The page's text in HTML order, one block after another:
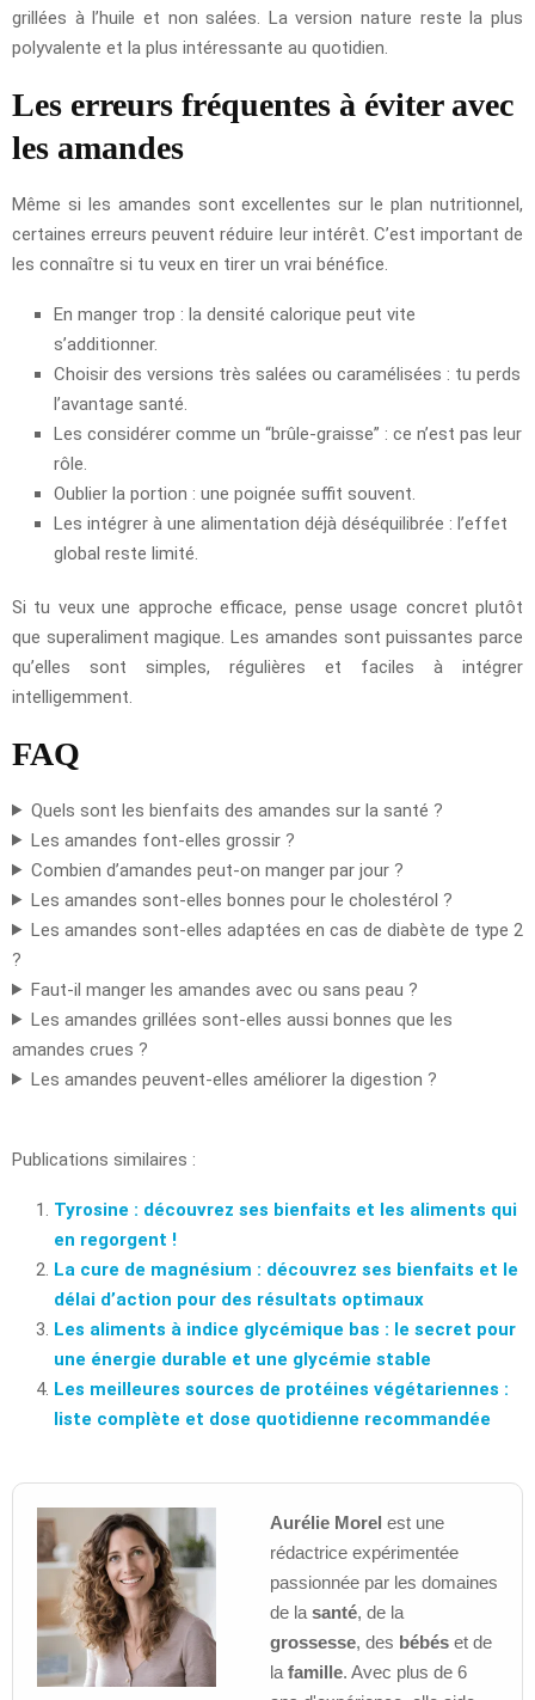
grillées à l’huile et non salées. La version nature reste la plus
polyvalente et la plus intéressante au quotidien.
Les erreurs fréquentes à éviter avec
les amandes
Même si les amandes sont excellentes sur le plan nutritionnel,
certaines erreurs peuvent réduire leur intérêt. C’est important de
les connaître si tu veux en tirer un vrai bénéfice.
En manger trop : la densité calorique peut vite
s’additionner.
Choisir des versions très salées ou caramélisées : tu perds
l’avantage santé.
Les considérer comme un “brûle-graisse” : ce n’est pas leur
rôle.
Oublier la portion : une poignée suffit souvent.
Les intégrer à une alimentation déjà déséquilibrée : l’effet
global reste limité.
Si tu veux une approche efficace, pense usage concret plutôt
que superaliment magique. Les amandes sont puissantes parce
qu’elles sont simples, régulières et faciles à intégrer
intelligemment.
FAQ
Quels sont les bienfaits des amandes sur la santé ?
Les amandes font-elles grossir ?
Combien d’amandes peut-on manger par jour ?
Les amandes sont-elles bonnes pour le cholestérol ?
Les amandes sont-elles adaptées en cas de diabète de type 2
?
Faut-il manger les amandes avec ou sans peau ?
Les amandes grillées sont-elles aussi bonnes que les
amandes crues ?
Les amandes peuvent-elles améliorer la digestion ?
Publications similaires :
Tyrosine : découvrez ses bienfaits et les aliments qui
en regorgent !
La cure de magnésium : découvrez ses bienfaits et le
délai d’action pour des résultats optimaux
Les aliments à indice glycémique bas : le secret pour
une énergie durable et une glycémie stable
Les meilleures sources de protéines végétariennes :
liste complète et dose quotidienne recommandée
Aurélie Morel est une
rédactrice expérimentée
passionnée par les domaines
de la santé, de la
grossesse, des bébés et de
la famille. Avec plus de 6